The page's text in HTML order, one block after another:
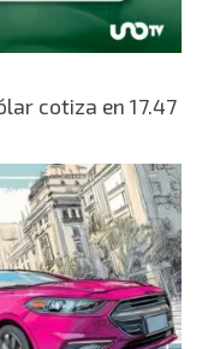
cotiza en 17.47